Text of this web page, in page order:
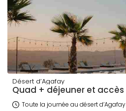
Désert d’Agafay
Toute la journée au désert d’Agafay